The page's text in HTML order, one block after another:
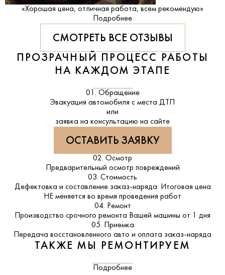
«Хорошая цена, отличная работа, всем рекомендую»
Подробнее
СМОТРЕТЬ ВСЕ ОТЗЫВЫ
ПРОЗРАЧНЫЙ ПРОЦЕСС РАБОТЫ
НА КАЖДОМ ЭТАПЕ
01. Обращение
Эвакуация автомобиля с места ДТП
или
заявка на консультацию на сайте
ОСТАВИТЬ ЗАЯВКУ
02. Осмотр
Предварительный осмотр повреждений
03. Стоимость
Дефектовка и составление заказ-наряда. Итоговая цена
НЕ меняется во время проведения работ
04. Ремонт
Производство срочного ремонта Вашей машины от 1 дня
05. Приемка
Передача восстановленного авто и оплата заказ-наряда
ТАКЖЕ МЫ РЕМОНТИРУЕМ
Подробнее